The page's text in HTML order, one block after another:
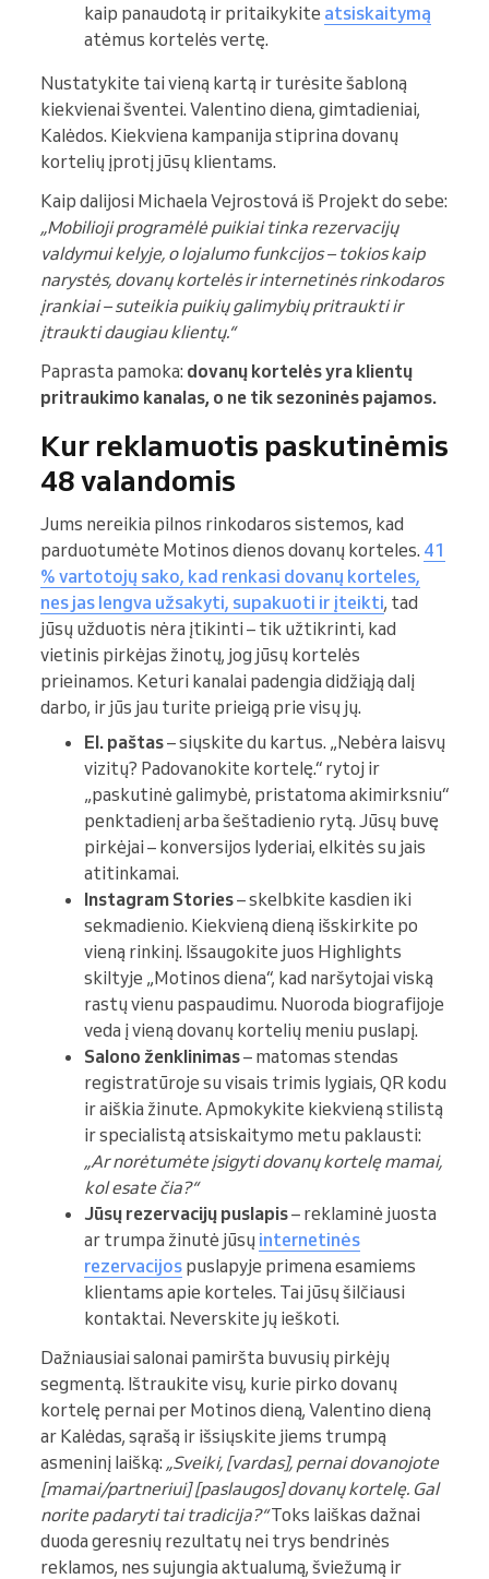
kaip panaudotą ir pritaikykite atsiskaitymą
atėmus kortelės vertę.
Nustatykite tai vieną kartą ir turėsite šabloną
kiekvienai šventei. Valentino diena, gimtadieniai,
Kalėdos. Kiekviena kampanija stiprina dovanų
kortelių įprotį jūsų klientams.
Kaip dalijosi Michaela Vejrostová iš Projekt do sebe:
„Mobilioji programėlė puikiai tinka rezervacijų
valdymui kelyje, o lojalumo funkcijos – tokios kaip
narystės, dovanų kortelės ir internetinės rinkodaros
įrankiai – suteikia puikių galimybių pritraukti ir
įtraukti daugiau klientų.“
Paprasta pamoka: dovanų kortelės yra klientų
pritraukimo kanalas, o ne tik sezoninės pajamos.
Kur reklamuotis paskutinėmis
48 valandomis
Jums nereikia pilnos rinkodaros sistemos, kad
parduotumėte Motinos dienos dovanų korteles. 41
% vartotojų sako, kad renkasi dovanų korteles,
nes jas lengva užsakyti, supakuoti ir įteikti, tad
jūsų užduotis nėra įtikinti – tik užtikrinti, kad
vietinis pirkėjas žinotų, jog jūsų kortelės
prieinamos. Keturi kanalai padengia didžiąją dalį
darbo, ir jūs jau turite prieigą prie visų jų.
El. paštas– siųskite du kartus. „Nebėra laisvų
vizitų? Padovanokite kortelę.“ rytoj ir
„paskutinė galimybė, pristatoma akimirksniu“
penktadienį arba šeštadienio rytą. Jūsų buvę
pirkėjai – konversijos lyderiai, elkitės su jais
atitinkamai.
Instagram Stories– skelbkite kasdien iki
sekmadienio. Kiekvieną dieną išskirkite po
vieną rinkinį. Išsaugokite juos Highlights
skiltyje „Motinos diena“, kad naršytojai viską
rastų vienu paspaudimu. Nuoroda biografijoje
veda į vieną dovanų kortelių meniu puslapį.
Salono ženklinimas– matomas stendas
registratūroje su visais trimis lygiais, QR kodu
ir aiškia žinute. Apmokykite kiekvieną stilistą
ir specialistą atsiskaitymo metu paklausti:
„Ar norėtumėte įsigyti dovanų kortelę mamai,
kol esate čia?“
Jūsų rezervacijų puslapis– reklaminė juosta
ar trumpa žinutė jūsų internetinės
rezervacijos puslapyje primena esamiems
klientams apie korteles. Tai jūsų šilčiausi
kontaktai. Neverskite jų ieškoti.
Dažniausiai salonai pamiršta buvusių pirkėjų
segmentą. Ištraukite visų, kurie pirko dovanų
kortelę pernai per Motinos dieną, Valentino dieną
ar Kalėdas, sąrašą ir išsiųskite jiems trumpą
asmeninį laišką: „Sveiki, [vardas], pernai dovanojote
[mamai/partneriui] [paslaugos] dovanų kortelę. Gal
norite padaryti tai tradicija?“Toks laiškas dažnai
duoda geresnių rezultatų nei trys bendrinės
reklamos, nes sujungia aktualumą, šviežumą ir